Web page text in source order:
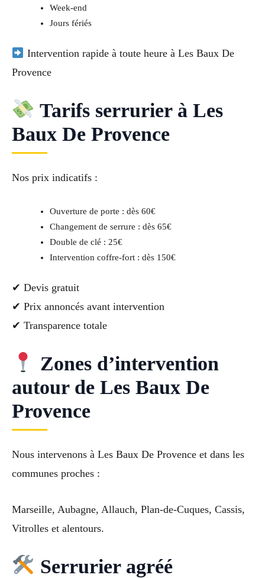
Week-end
Jours fériés
Intervention rapide à toute heure à Les Baux De
Provence
Tarifs serrurier à Les
Baux De Provence
Nos prix indicatifs :
Ouverture de porte : dès 60€
Changement de serrure : dès 65€
Double de clé : 25€
Intervention coffre-fort : dès 150€
✔ Devis gratuit
✔ Prix annoncés avant intervention
✔ Transparence totale
Zones d’intervention
autour de Les Baux De
Provence
Nous intervenons à Les Baux De Provence et dans les
communes proches :
Marseille, Aubagne, Allauch, Plan-de-Cuques, Cassis,
Vitrolles et alentours.
Serrurier agréé